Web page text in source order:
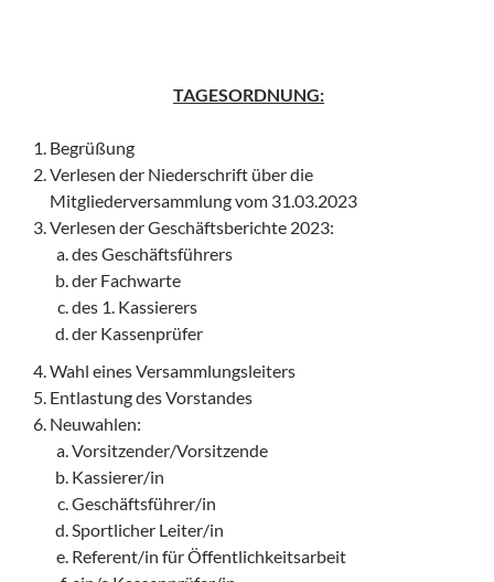
TAGESORDNUNG:
Begrüßung
Verlesen der Niederschrift über die
Mitgliederversammlung vom 31.03.2023
Verlesen der Geschäftsberichte 2023:
des Geschäftsführers
der Fachwarte
des 1. Kassierers
der Kassenprüfer
Wahl eines Versammlungsleiters
Entlastung des Vorstandes
Neuwahlen:
Vorsitzender/Vorsitzende
Kassierer/in
Geschäftsführer/in
Sportlicher Leiter/in
Referent/in für Öffentlichkeitsarbeit